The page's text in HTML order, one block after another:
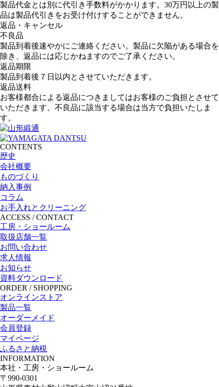
製品代金とは別に代引き手数料がかかります。30万円以上の製
品は製品代引きをお受け付けすることができません。
返品・キャンセル
不良品
製品到着後速やかにご連絡ください。製品に欠陥がある場合を
除き、返品には応じかねますのでご了承ください。
返品期限
製品到着後７日以内とさせていただきます。
返品送料
お客様都合による返品につきましてはお客様のご負担とさせて
いただきます。不良品に該当する場合は当方で負担いたしま
す。
CONTENTS
歴史
会社概要
ものづくり
納入事例
コラム
お手入れとクリーニング
ACCESS / CONTACT
工房・ショールーム
取扱店舗一覧
お問い合わせ
求人情報
お知らせ
資料ダウンロード
ORDER / SHOPPING
オンラインストア
製品一覧
オーダーメイド
会員登録
マイページ
ふるさと納税
INFORMATION
本社・工房・ショールーム
〒990-0301